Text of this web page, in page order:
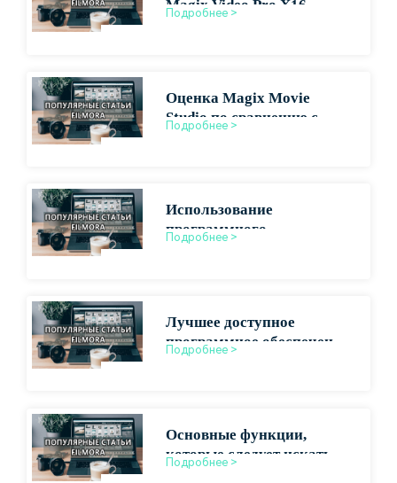
Magix Video Pro X16
Подробнее >
Оценка Magix Movie
Studio по сравнению с
ведущими конкурентами
Подробнее >
Использование
программного
обеспечения Magix для
Подробнее >
Лучшее доступное
программное обеспечение
для монтажа
Подробнее >
Основные функции,
которые следует искать в
недорогом программном
Подробнее >